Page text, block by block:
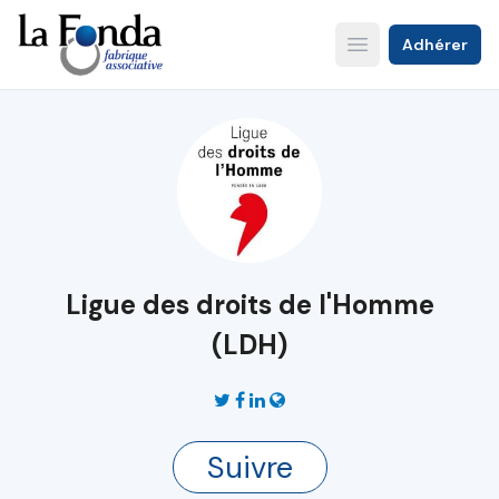
Aller
au
contenu
principal
Open main menu
Adhérer
Ligue des droits de l'Homme
(LDH)
Suivre